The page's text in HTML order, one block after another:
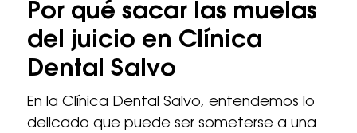
Por qué sacar las muelas
del juicio en Clínica
Dental Salvo
En la Clínica Dental Salvo, entendemos lo
delicado que puede ser someterse a una